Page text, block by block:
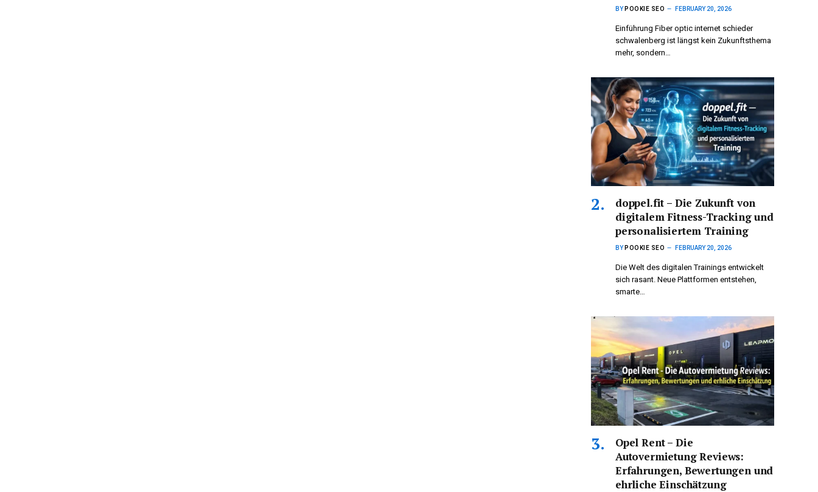
BY POOKIE SEO FEBRUARY 20, 2026
Einführung Fiber optic internet schieder
schwalenberg ist längst kein Zukunftsthema
mehr, sondern…
doppel.fit – Die Zukunft von
digitalem Fitness-Tracking und
personalisiertem Training
BY POOKIE SEO FEBRUARY 20, 2026
Die Welt des digitalen Trainings entwickelt
sich rasant. Neue Plattformen entstehen,
smarte…
Opel Rent – Die
Autovermietung Reviews:
Erfahrungen, Bewertungen und
ehrliche Einschätzung